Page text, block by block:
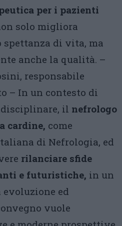
per i pazienti
solo migliora
di vita, ma
anche la qualità. –
responsabile
– In un contesto di
il nefrologo
cardine, come
di Nefrologia, ed
rilanciare sfide
e futuristiche, in un
ed
vuole